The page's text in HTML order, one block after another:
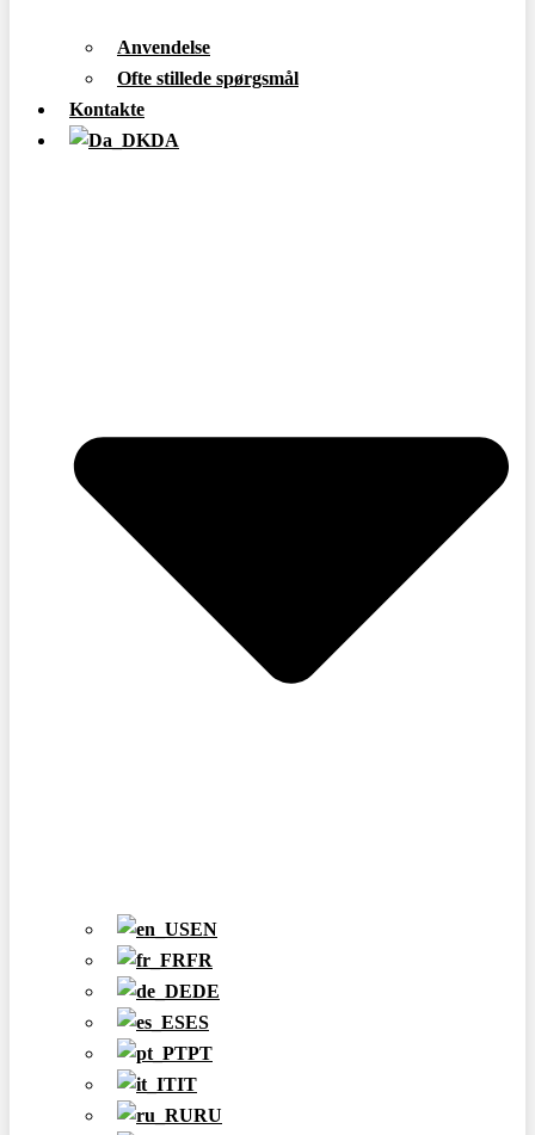
Anvendelse
Ofte stillede spørgsmål
Kontakte
DA
EN
FR
DE
ES
PT
IT
RU